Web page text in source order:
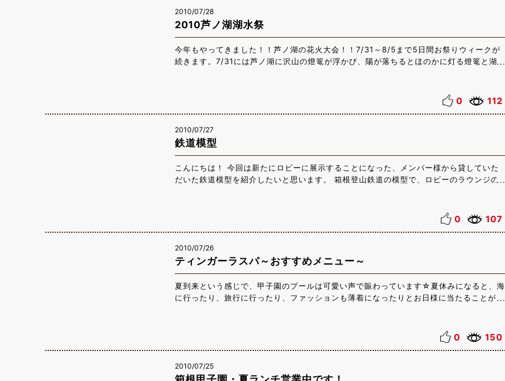
2010/07/28
2010芦ノ湖湖水祭
今年もやってきました！！芦ノ湖の花火大会！！7/31～8/5まで5日間お祭りウィークが
続きます。7/31には芦ノ湖に沢山の燈篭が浮かび、陽が落ちるとほのかに灯る燈篭と湖上
0 112
2010/07/27
鉄道模型
こんにちは！ 今回は新たにロビーに展示することになった、メンバー様から貸していた
だいた鉄道模型を紹介したいと思います。 箱根登山鉄道の模型で、ロビーのラウンジの
てもご満足していただけたみたいで、自分も嬉しかったです！ 大人子供問わず楽しんで
いただけると思います！ 貸してくださったメンバー様に感謝です☆ スタッフ一同からこ
0 107
2010/07/26
ティンガーラスパ～おすすめメニュー～
夏到来という感じで、甲子園のプールは可愛い声で賑わっています☆夏休みになると、海
に行ったり、旅行に行ったり、ファッションも薄着になったりとお日様に当たることが多
ーラで売れ筋トップ３に入る”ハイビスカス シャンプー”と”ハイビスカス ヘアトリー
トメント”☆★☆ ハイビスカス・ヘアシャンプーは低刺激性で頭皮や毛髪に優しく、 泡
をハイビスカスシャンプーでスッキリしてみませんか？
0 150
2010/07/25